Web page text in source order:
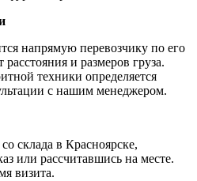
напрямую перевозчику по его
и размеров груза.
техники определяется
с нашим менеджером.
склада в Красноярске,
или рассчитавшись на месте.
визита.